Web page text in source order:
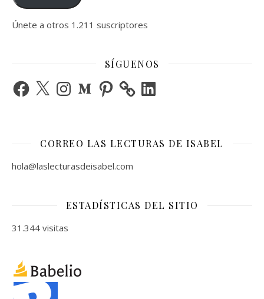
Únete a otros 1.211 suscriptores
SÍGUENOS
Facebook
X InstagramMediumPinterest LinkedIn
CORREO LAS LECTURAS DE ISABEL
hola@laslecturasdeisabel.com
ESTADÍSTICAS DEL SITIO
31.344 visitas